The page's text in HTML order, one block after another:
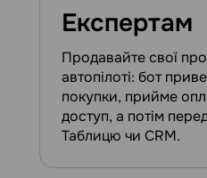
Експертам
Продавайте свої
автопілоті: бот
покупки, прийме
доступ, а потім
Таблицю чи CRM.